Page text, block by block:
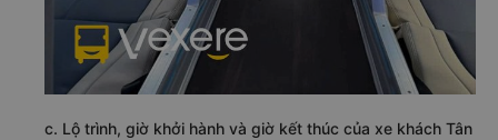
c. Lộ trình, giờ khởi hành và giờ kết thúc của xe khách Tân